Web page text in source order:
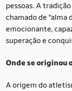
pessoas. A
chamado de “alma
emocionante,
superação e
Onde se originou
A origem do